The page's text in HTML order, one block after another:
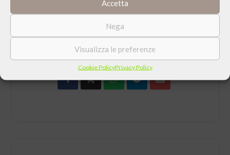
Accetta
Nega
Visualizza le preferenze
Cookie PolicyPrivacy Policy
CONDIVIDI QUESTO EVENTO